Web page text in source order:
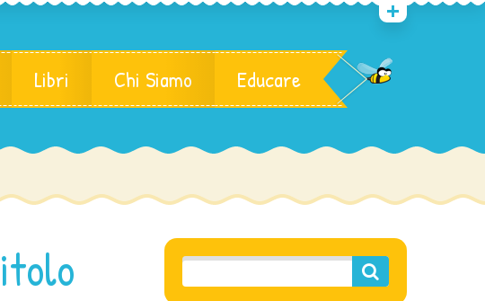
Libri Chi Siamo Educare